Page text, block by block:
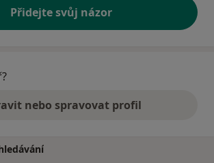
Přidejte svůj názor
nebo spravovat profil